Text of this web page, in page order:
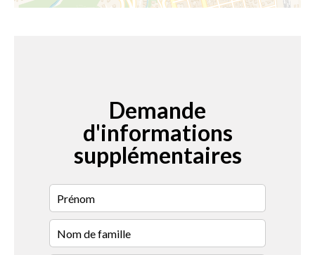
Demande
d'informations
supplémentaires